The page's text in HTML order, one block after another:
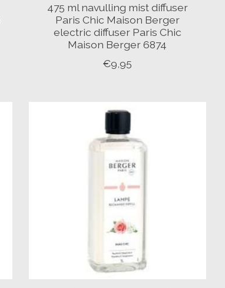
475 ml navulling mist diffuser
Paris Chic Maison Berger
electric diffuser Paris Chic
Maison Berger 6874
€9,95